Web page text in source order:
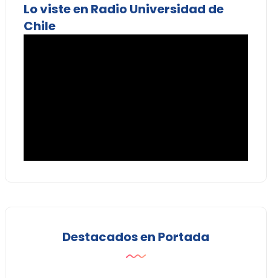
Lo viste en Radio Universidad de
Chile
Destacados en Portada